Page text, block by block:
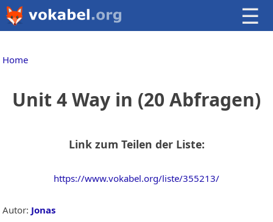
☰
Home
Unit 4 Way in (20 Abfragen)
Link zum Teilen der Liste:
https://www.vokabel.org/liste/355213/
Autor: Jonas